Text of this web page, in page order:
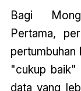
Bagi
Pertama,
"cukup baik"
data yang